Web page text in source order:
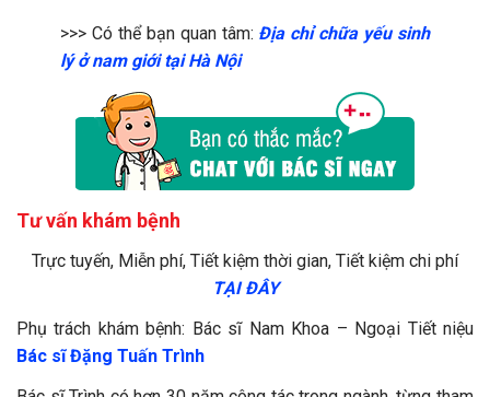
>>> Có thể bạn quan tâm: Địa chỉ chữa yếu sinh
lý ở nam giới tại Hà Nội
Tư vấn khám bệnh
Trực tuyến, Miễn phí, Tiết kiệm thời gian, Tiết kiệm chi phí
TẠI ĐÂY
Phụ trách khám bệnh: Bác sĩ Nam Khoa – Ngoại Tiết niệu
Bác sĩ Đặng Tuấn Trình